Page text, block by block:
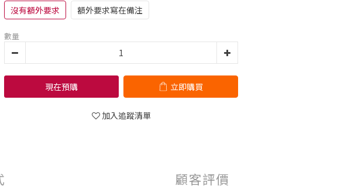
沒有額外要求 額外要求寫在備注
數量
現在預購 立即購買
加入追蹤清單
顧客評價